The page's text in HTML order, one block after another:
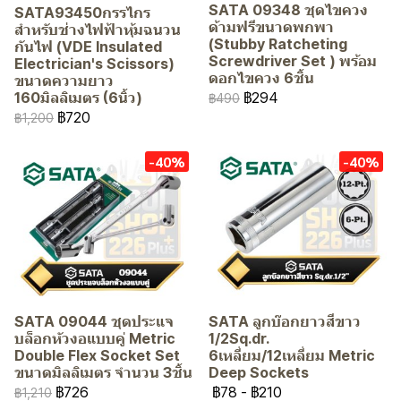
SATA93450กรรไกร
สำหรับช่างไฟฟ้าหุ้มฉนวน
กันไฟ (VDE Insulated
Electrician's Scissors)
ขนาดความยาว
160มิลลิเมตร (6นิ้ว)
฿1,200 ฿720
SATA 09348 ชุดไขควง
ด้ามฟรีขนาดพกพา
(Stubby Ratcheting
Screwdriver Set ) พร้อม
ดอกไขควง 6ชิ้น
฿490 ฿294
-40%
SATA 09044 ชุดประแจ
บล็อกหัวงอแบบคู่ Metric
Double Flex Socket Set
ขนาดมิลลิเมตร จำนวน 3ชิ้น
฿1,210 ฿726
-40%
SATA ลูกบ๊อกยาวสีขาว
1/2Sq.dr.
6เหลี่ยม/12เหลี่ยม Metric
Deep Sockets
฿78 - ฿210